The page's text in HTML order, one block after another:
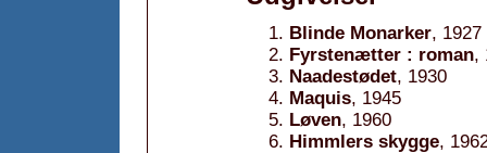
Blinde Monarker, 1927
Fyrstenætter : roman,
Naadestødet, 1930
Maquis, 1945
Løven, 1960
Himmlers skygge,